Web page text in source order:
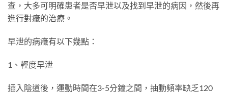
查，大多可明確患者是否早泄以及找到早泄的病因，然後再
進行對癥的治療。
早泄的病癥有以下幾點：
1、輕度早泄
插入陰道後，運動時間在3-5分鐘之間，抽動頻率缺乏120